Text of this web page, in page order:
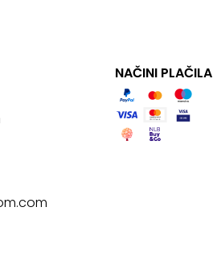
NAČINI PLAČILA